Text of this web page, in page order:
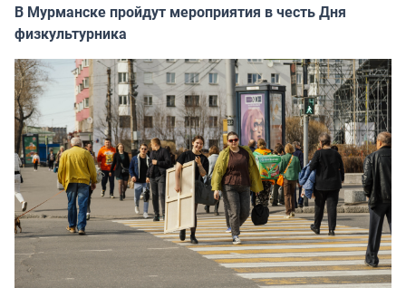
В Мурманске пройдут мероприятия в честь Дня
физкультурника